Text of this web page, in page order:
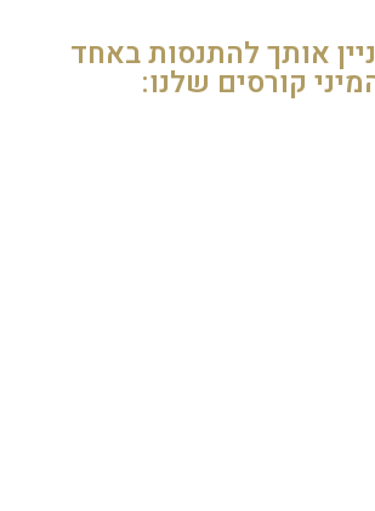
אותך להתנסות באחד
קורסים שלנו: